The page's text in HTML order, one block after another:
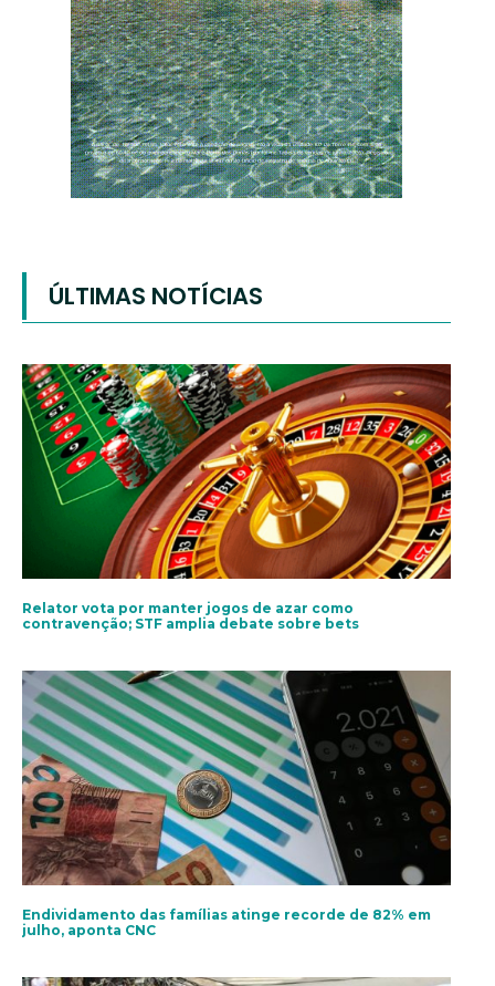
ÚLTIMAS NOTÍCIAS
Relator vota por manter jogos de azar como
contravenção; STF amplia debate sobre bets
Endividamento das famílias atinge recorde de 82% em
julho, aponta CNC